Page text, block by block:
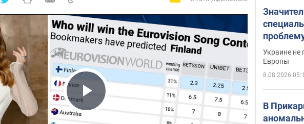
Play Video
границей
Украине не
Европы
8.08.2026
В